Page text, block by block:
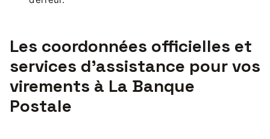
Les coordonnées officielles et
services d’assistance pour vos
virements à La Banque
Postale